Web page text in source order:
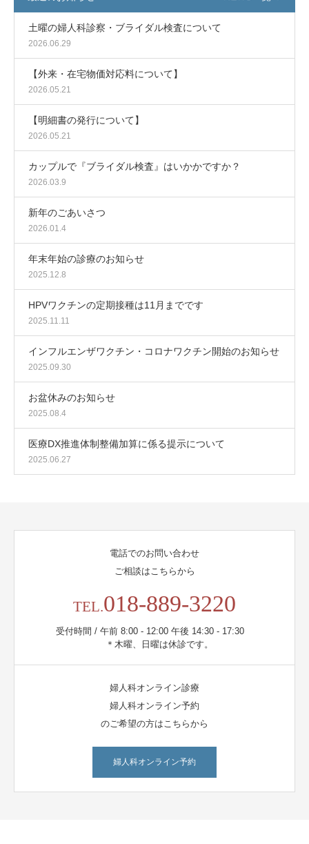
土曜の婦人科診察・ブライダル検査について
2026.06.29
【外来・在宅物価対応料について】
2026.05.21
【明細書の発行について】
2026.05.21
カップルで『ブライダル検査』はいかかですか？
2026.03.9
新年のごあいさつ
2026.01.4
年末年始の診療のお知らせ
2025.12.8
HPVワクチンの定期接種は11月までです
2025.11.11
インフルエンザワクチン・コロナワクチン開始のお知らせ
2025.09.30
お盆休みのお知らせ
2025.08.4
医療DX推進体制整備加算に係る提示について
2025.06.27
電話でのお問い合わせ
ご相談はこちらから
TEL.018-889-3220
受付時間 / 午前 8:00 - 12:00 午後 14:30 - 17:30
＊木曜、日曜は休診です。
婦人科オンライン診療
婦人科オンライン予約
のご希望の方はこちらから
婦人科オンライン予約